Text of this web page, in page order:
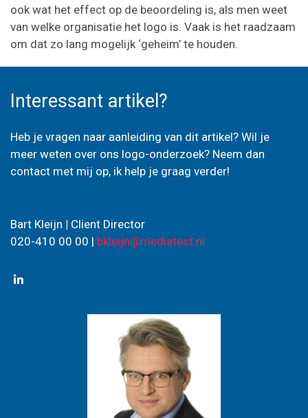
ook wat het effect op de beoordeling is, als men weet
van welke organisatie het logo is. Vaak is het raadzaam
om dat zo lang mogelijk ‘geheim’ te houden.
Interessant artikel?
Heb je vragen naar aanleiding van dit artikel? Wil je
meer weten over ons logo-onderzoek? Neem dan
contact met mij op, ik help je graag verder!
Bart Kleijn | Client Director
020-410 00 00 | bkleijn@mediatest.nl